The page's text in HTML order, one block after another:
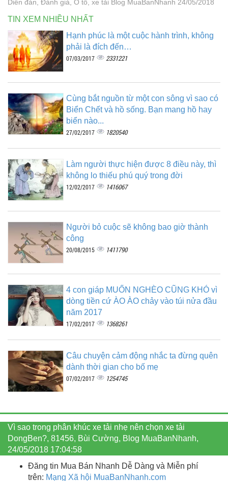
Diễn đàn, Đánh giá, Ô tô, xe tải Blog MuaBanNhanh 24/05/2018
TIN XEM NHIỀU NHẤT
Hạnh phúc là một cuộc hành trình, không
phải là đích đến…
07/03/2017 2331221
Cùng bắt nguồn từ một con sông vì sao có
Biển Chết và hồ sống. Bạn mang hồ hay
biển nào...
27/02/2017 1820540
Làm người thực hiện được 8 điều này, thì
không lo thiếu phú quý trong đời
12/02/2017 1416067
Người bỏ cuộc sẽ không bao giờ thành
công
20/08/2015 1411790
4 con giáp MUỐN NGHÈO CŨNG KHÓ vì
dòng tiền cứ ÀO ÀO chảy vào túi nửa đầu
năm 2017
17/02/2017 1368261
Câu chuyện cảm động nhắc ta đừng quên
dành thời gian cho bố mẹ
07/02/2017 1254745
Vì sao trong phân khúc xe tải nhẹ nên chọn xe tải
DongBen?, 81456, Bùi Cường, Blog MuaBanNhanh,
24/05/2018 17:04:58
Đăng tin Mua Bán Nhanh Dễ Dàng và Miễn phí
trên: Mạng Xã hội MuaBanNhanh.com